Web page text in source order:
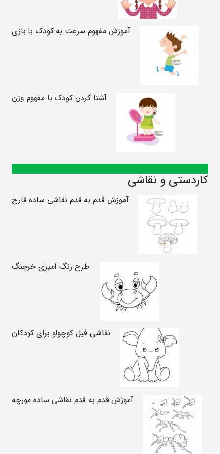
آموزش مفهوم سرعت به کودک با بازی
آشنا کردن کودک با مفهوم وزن
کاردستی و نقاشی
آموزش قدم به قدم نقاشی ساده قارچ
طرح رنگ آمیزی خرچنگ
نقاشی فیل کوچولو برای کودکان
آموزش قدم به قدم نقاشی ساده مورچه